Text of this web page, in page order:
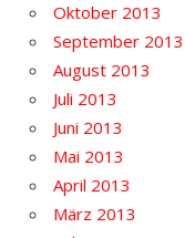
Oktober 2013
September 2013
August 2013
Juli 2013
Juni 2013
Mai 2013
April 2013
März 2013